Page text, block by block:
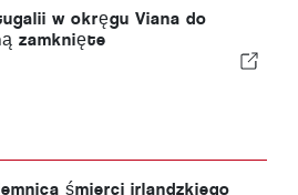
w okręgu Viana do
zamknięte
śmierci irlandzkiego